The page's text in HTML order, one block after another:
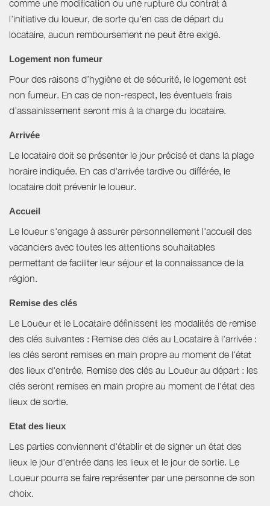
comme une modification ou une rupture du contrat à
l'initiative du loueur, de sorte qu'en cas de départ du
locataire, aucun remboursement ne peut être exigé.
Logement non fumeur
Pour des raisons d’hygiène et de sécurité, le logement est
non fumeur. En cas de non-respect, les éventuels frais
d’assainissement seront mis à la charge du locataire.
Arrivée
Le locataire doit se présenter le jour précisé et dans la plage
horaire indiquée. En cas d'arrivée tardive ou différée, le
locataire doit prévenir le loueur.
Accueil
Le loueur s'engage à assurer personnellement l'accueil des
vacanciers avec toutes les attentions souhaitables
permettant de faciliter leur séjour et la connaissance de la
région.
Remise des clés
Le Loueur et le Locataire définissent les modalités de remise
des clés suivantes : Remise des clés au Locataire à l'arrivée :
les clés seront remises en main propre au moment de l'état
des lieux d'entrée. Remise des clés au Loueur au départ : les
clés seront remises en main propre au moment de l'état des
lieux de sortie.
Etat des lieux
Les parties conviennent d'établir et de signer un état des
lieux le jour d'entrée dans les lieux et le jour de sortie. Le
Loueur pourra se faire représenter par une personne de son
choix.